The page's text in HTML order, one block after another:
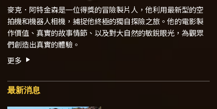
麥克．阿特金森是一位得獎的冒險製片人，他利用最新型的空
拍機和機器人相機，捕捉他終極的獨自探險之旅。他的電影製
作價值、真實的故事情節、以及對大自然的敏銳眼光，為觀眾
們創造出真實的體驗。
更多
最新消息